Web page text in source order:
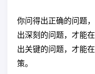
你问得出正确的问题
出深刻的问题，才能
出关键的问题，才能
策。